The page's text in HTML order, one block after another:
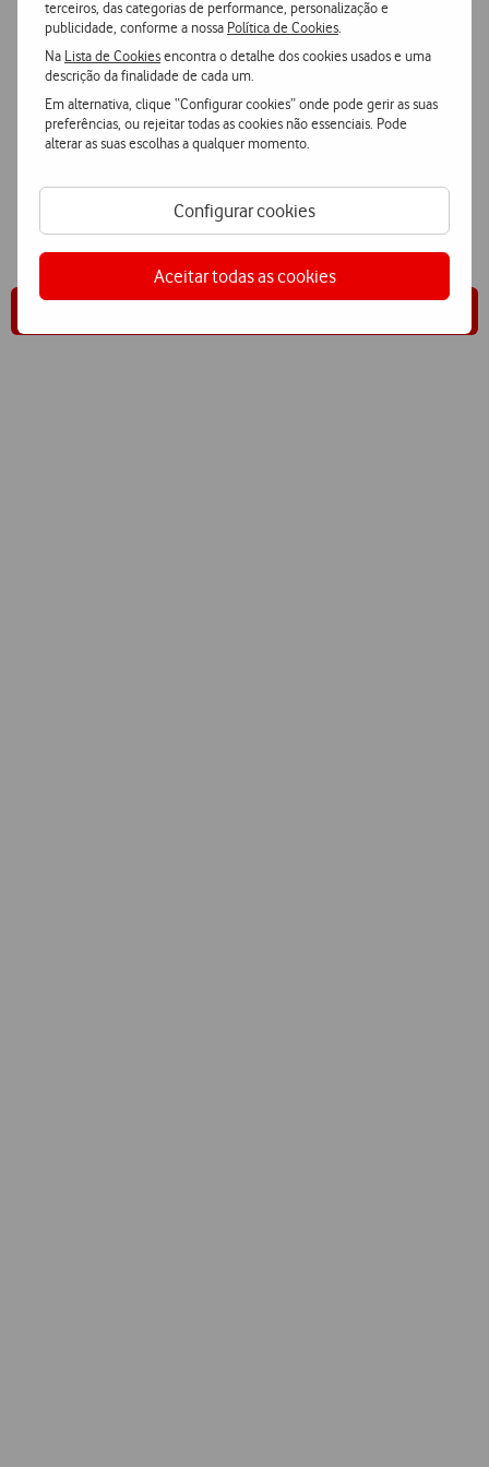
terceiros, das categorias de performance, personalização e
publicidade, conforme a nossa Política de Cookies
Na Lista de Cookiesencontra o detalhe dos cookies usados e uma
descrição da finalidade de cada um.
Em alternativa, clique “Configurar cookies” onde pode gerir as suas
preferências, ou rejeitar todas as cookies não essenciais. Pode
alterar as suas escolhas a qualquer momento.
Configurar cookies
Aceitar todas as cookies
Quer saber mais?
Conte com a ajuda dos nossos Consultores de Comunicações para
saber quais as soluções mais adequadas
ao seu negócio.